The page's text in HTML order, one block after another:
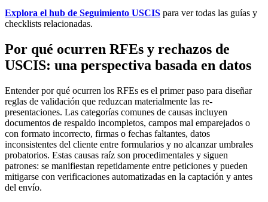
Explora el hub de Seguimiento USCIS para ver todas las guías y
checklists relacionadas.
Por qué ocurren RFEs y rechazos de
USCIS: una perspectiva basada en datos
Entender por qué ocurren los RFEs es el primer paso para diseñar
reglas de validación que reduzcan materialmente las re-
presentaciones. Las categorías comunes de causas incluyen
documentos de respaldo incompletos, campos mal emparejados o
con formato incorrecto, firmas o fechas faltantes, datos
inconsistentes del cliente entre formularios y no alcanzar umbrales
probatorios. Estas causas raíz son procedimentales y siguen
patrones: se manifiestan repetidamente entre peticiones y pueden
mitigarse con verificaciones automatizadas en la captación y antes
del envío.